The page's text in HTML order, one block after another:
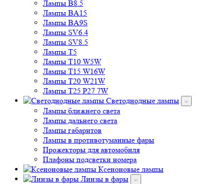
Лампы B8.5
Лампы BA15
Лампы BA9S
Лампы SV6.4
Лампы SV8.5
Лампы T5
Лампы T10 W5W
Лампы T15 W16W
Лампы T20 W21W
Лампы T25 P27 7W
Светодиодные лампы
Лампы ближнего света
Лампы дальнего света
Лампы габаритов
Лампы в противотуманные фары
Прожекторы для автомобиля
Плафоны подсветки номера
Ксеноновые лампы
Линзы в фары